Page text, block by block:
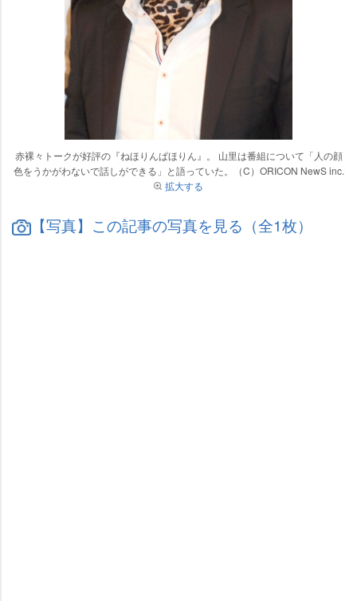
赤裸々トークが好評の『ねほりんぱほりん』。 山里は番組について「人の顔
色をうかがわないで話しができる」と語っていた。（C）ORICON NewS inc.
拡大する
【写真】この記事の写真を見る（全1枚）